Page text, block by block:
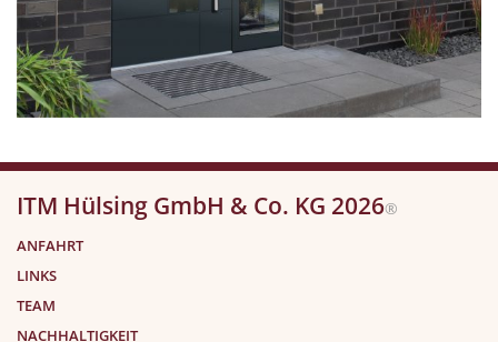
ITM Hülsing GmbH & Co. KG 2026®
ANFAHRT
LINKS
TEAM
NACHHALTIGKEIT